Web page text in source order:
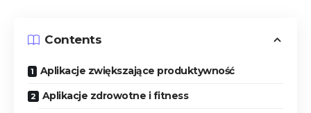
Contents
Aplikacje zwiększające produktywność
Aplikacje zdrowotne i fitness